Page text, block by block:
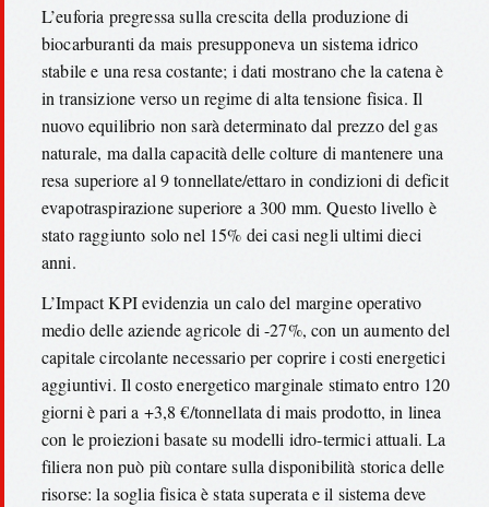
L’euforia pregressa sulla crescita della produzione di
biocarburanti da mais presupponeva un sistema idrico
stabile e una resa costante; i dati mostrano che la catena è
in transizione verso un regime di alta tensione fisica. Il
nuovo equilibrio non sarà determinato dal prezzo del gas
naturale, ma dalla capacità delle colture di mantenere una
resa superiore al 9 tonnellate/ettaro in condizioni di deficit
evapotraspirazione superiore a 300 mm. Questo livello è
stato raggiunto solo nel 15% dei casi negli ultimi dieci
anni.
L’Impact KPI evidenzia un calo del margine operativo
medio delle aziende agricole di -27%, con un aumento del
capitale circolante necessario per coprire i costi energetici
aggiuntivi. Il costo energetico marginale stimato entro 120
giorni è pari a +3,8 €/tonnellata di mais prodotto, in linea
con le proiezioni basate su modelli idro-termici attuali. La
filiera non può più contare sulla disponibilità storica delle
risorse: la soglia fisica è stata superata e il sistema deve